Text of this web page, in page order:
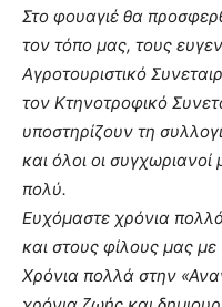
Στο φουαγιέ θα
τον τόπο μας, τους
Αγροτουριστικό
τον Κτηνοτροφικό
υποστηρίζουν τη
και όλοι οι
πολύ.
Ευχόμαστε χρόνια
και στους φίλους μας με
Χρόνια πολλά στην